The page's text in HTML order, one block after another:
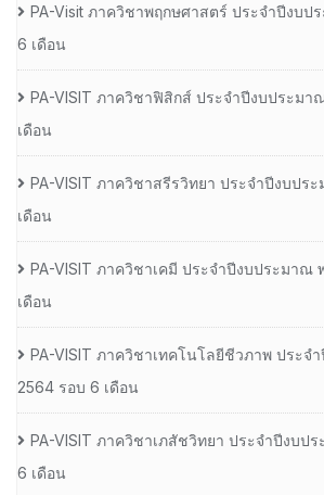
PA-Visit ภาควิชาพฤกษศาสตร์ ประจำปีงบป
6 เดือน
PA-VISIT ภาควิชาฟิสิกส์ ประจำปีงบประมา
เดือน
PA-VISIT ภาควิชาสรีรวิทยา ประจำปีงบปร
เดือน
PA-VISIT ภาควิชาเคมี ประจำปีงบประมาณ
เดือน
PA-VISIT ภาควิชาเทคโนโลยีชีวภาพ ประจ
2564 รอบ 6 เดือน
PA-VISIT ภาควิชาเภสัชวิทยา ประจำปีงบป
6 เดือน